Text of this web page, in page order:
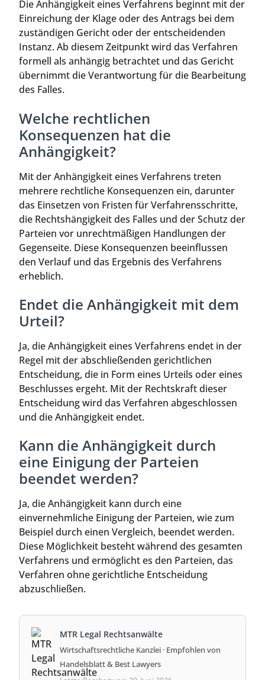
Die Anhängigkeit eines Verfahrens beginnt mit der
Einreichung der Klage oder des Antrags bei dem
zuständigen Gericht oder der entscheidenden
Instanz. Ab diesem Zeitpunkt wird das Verfahren
formell als anhängig betrachtet und das Gericht
übernimmt die Verantwortung für die Bearbeitung
des Falles.
Welche rechtlichen
Konsequenzen hat die
Anhängigkeit?
Mit der Anhängigkeit eines Verfahrens treten
mehrere rechtliche Konsequenzen ein, darunter
das Einsetzen von Fristen für Verfahrensschritte,
die Rechtshängigkeit des Falles und der Schutz der
Parteien vor unrechtmäßigen Handlungen der
Gegenseite. Diese Konsequenzen beeinflussen
den Verlauf und das Ergebnis des Verfahrens
erheblich.
Endet die Anhängigkeit mit dem
Urteil?
Ja, die Anhängigkeit eines Verfahrens endet in der
Regel mit der abschließenden gerichtlichen
Entscheidung, die in Form eines Urteils oder eines
Beschlusses ergeht. Mit der Rechtskraft dieser
Entscheidung wird das Verfahren abgeschlossen
und die Anhängigkeit endet.
Kann die Anhängigkeit durch
eine Einigung der Parteien
beendet werden?
Ja, die Anhängigkeit kann durch eine
einvernehmliche Einigung der Parteien, wie zum
Beispiel durch einen Vergleich, beendet werden.
Diese Möglichkeit besteht während des gesamten
Verfahrens und ermöglicht es den Parteien, das
Verfahren ohne gerichtliche Entscheidung
abzuschließen.
MTR Legal Rechtsanwälte
Wirtschaftsrechtliche Kanzlei · Empfohlen von
Handelsblatt & Best Lawyers